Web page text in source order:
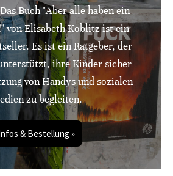
Buch "Aber alle haben ein
von Elisabeth Koblitz ist ein
Es ist ein Ratgeber, der
ihre Kinder sicher
von Handys und sozialen
zu begleiten.
& Bestellung »